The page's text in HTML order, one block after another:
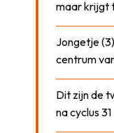
maar krijgt
Jongetje
centrum
Dit zijn de
na cyclus 31